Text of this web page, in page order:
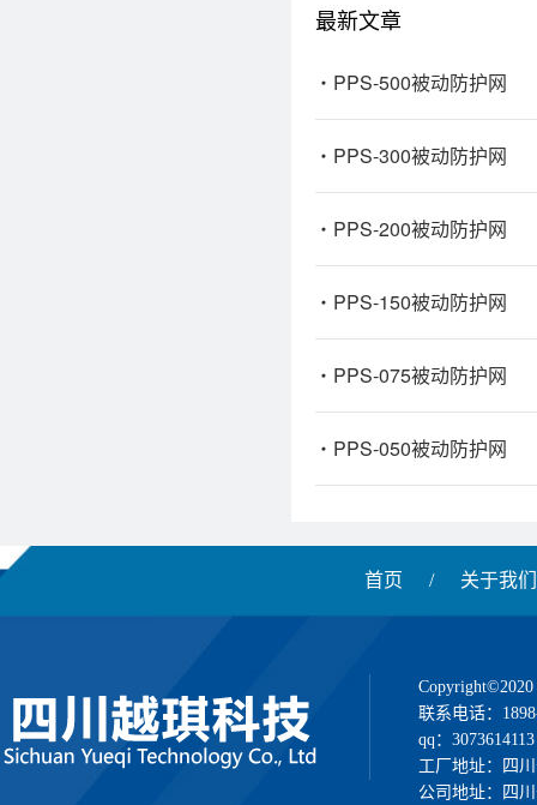
最新文章
PPS-500被动防护网
PPS-300被动防护网
PPS-200被动防护网
PPS-150被动防护网
PPS-075被动防护网
PPS-050被动防护网
首页 / 关于我们
联系电话：
qq：3073614113
工厂地址：四
公司地址：四